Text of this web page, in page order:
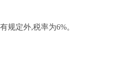
规定外,税率为6%。